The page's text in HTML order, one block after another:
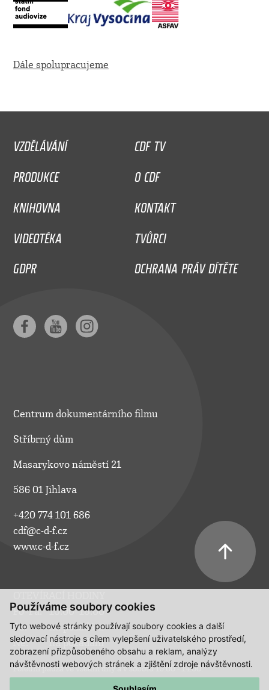
Používáme soubory cookies
Tyto webové stránky používají soubory cookies a další
sledovací nástroje s cílem vylepšení uživatelského prostředí,
zobrazení přizpůsobeného obsahu a reklam, analýzy
návštěvnosti webových stránek a zjištění zdroje návštěvnosti.
Dále spolupracujeme
VZDĚLÁVÁNÍ
CDF TV
PRODUKCE
O CDF
KNIHOVNA
KONTAKT
VIDEOTÉKA
TVŮRCI
GDPR
OCHRANA PRÁV DÍTĚTE
Centrum dokumentárního filmu
Stříbrný dům
Masarykovo náměstí 21
586 01 Jihlava
+420 774 101 686
cdf@c-d-f.cz
www.c-d-f.cz
Po–Pá:
10.00–18.00
So:
na požádání
Ne:
na požádání
Polední pauza ve všední dny a v sobotu 13:00 - 14:00.